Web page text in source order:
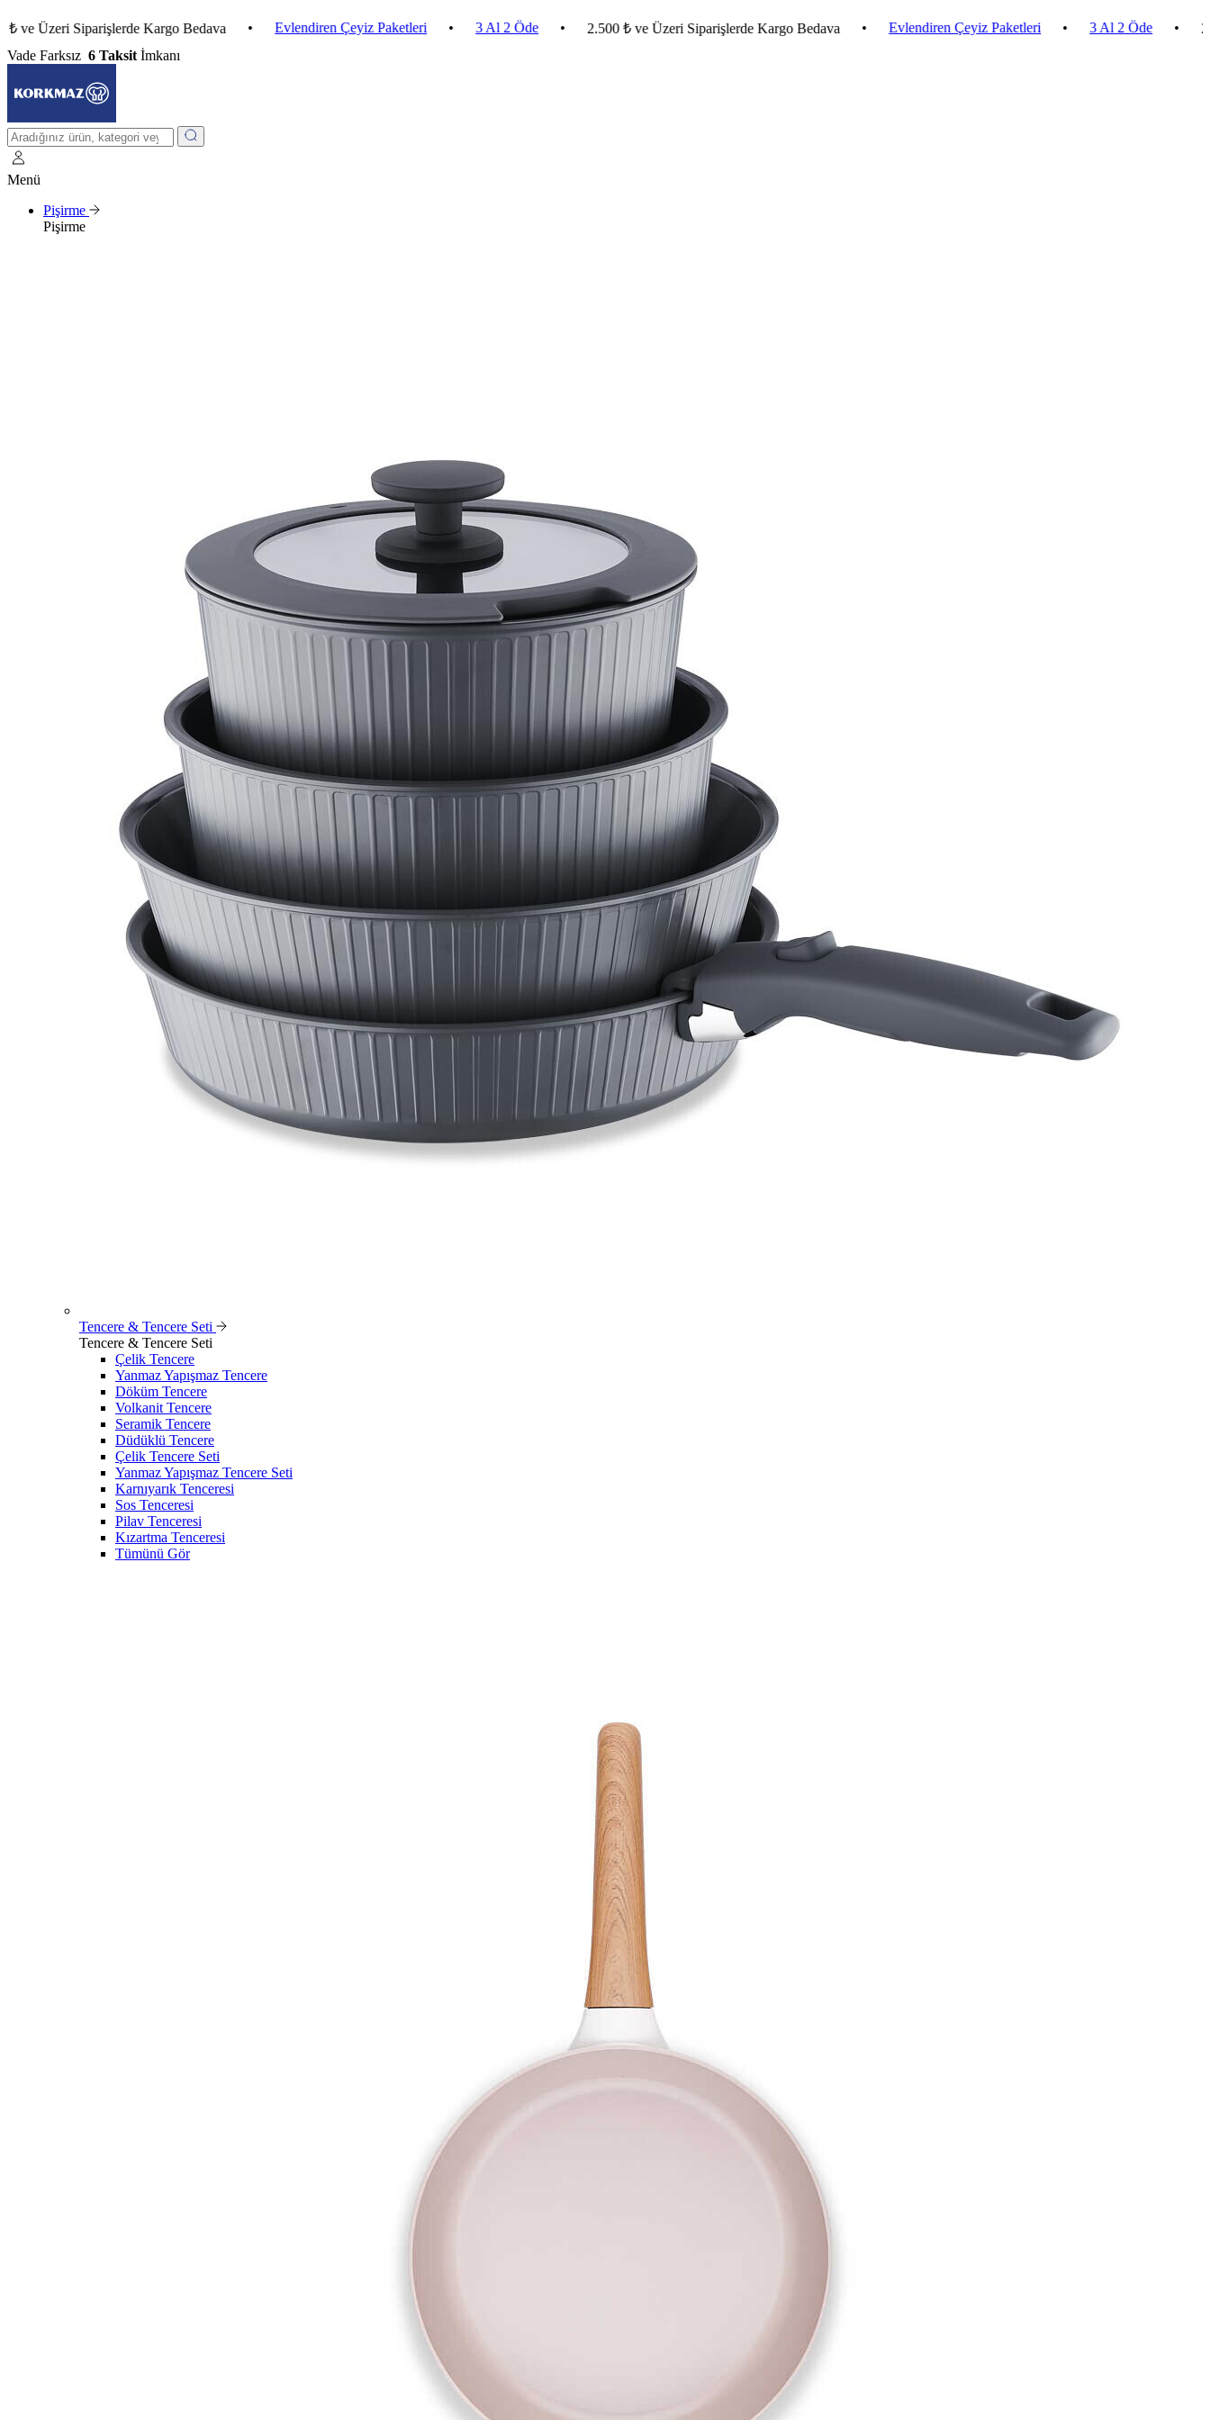
Siparişlerde Kargo Bedava • Evlendiren Çeyiz Paketleri • 3 Al 2 Öde • 2.500 ₺ ve Üzeri Siparişlerde Kargo Bedava • Evlendiren Çeyiz Paketleri • 3 Al 2 Öde •
2.500 ₺
Vade Farksız 6 Taksit İmkanı
Menü
Pişirme
Pişirme
Tencere & Tencere Seti
Tencere & Tencere Seti
Çelik Tencere
Yanmaz Yapışmaz Tencere
Döküm Tencere
Volkanit Tencere
Seramik Tencere
Düdüklü Tencere
Çelik Tencere Seti
Yanmaz Yapışmaz Tencere Seti
Karnıyarık Tenceresi
Sos Tenceresi
Pilav Tenceresi
Kızartma Tenceresi
Tümünü Gör